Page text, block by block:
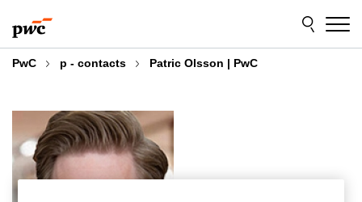
to
content
to
footer
PwC p - contacts Patric Olsson | PwC